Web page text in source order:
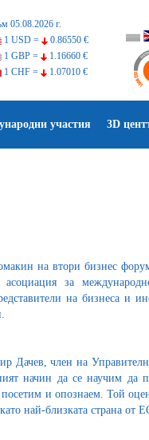
05.08.2026 г.
1 USD =
0.86550 €
1 GBP =
1.16660 €
1 CHF =
1.07010 €
участия 3D
на втори бизнес
асоциация за
на бизнеса и
Дачев, член на
начин да се научим да
посетим и опознаем. Той
най-близката страна от